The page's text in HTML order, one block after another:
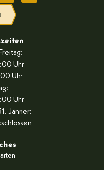
Uhr
Uhr
Uhr
Jänner: